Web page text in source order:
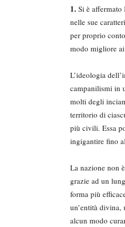
1. Si è
nelle sue
per proprio
modo migliore
L’ideologia
campanilismi in
molti degli
territorio di
più civili. Essa
ingigantire fino
La nazione non
grazie ad un
forma più
un’entità divina,
alcun modo